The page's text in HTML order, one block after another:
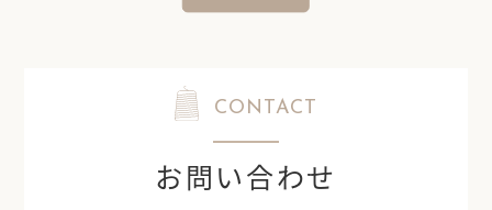
CONTACT
お問い合わせ